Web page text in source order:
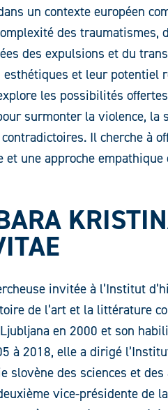
un contexte européen
des traumatismes,
des expulsions et du
et leur potentiel
les possibilités
surmonter la violence, la
Il cherche à
une approche empathique
invitée à l’Institut
de l’art et la littérature
en 2000 et son
à 2018, elle a dirigé
slovène des sciences et
vice-présidente de